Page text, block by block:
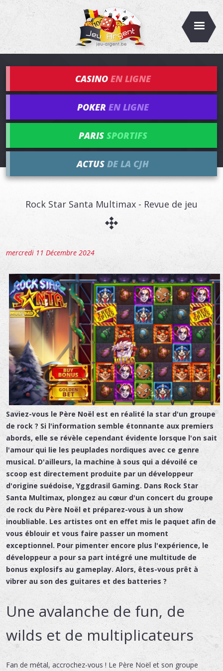
CASINO EN LIGNE
POKER EN LIGNE
PARIS SPORTIFS
ACTUS DE LA CJH
Rock Star Santa Multimax - Revue de jeu
mercredi 11 Décembre 2024
Saviez-vous le Père Noël est en réalité la star d'un groupe
de rock ? Si l'information semble étonnante aux premiers
abords, elle se révèle cependant évidente lorsque l'on sait
l'amour qui lie les peuplades nordiques avec ce genre
musical. D'ailleurs, la machine à sous qui a dévoilé ce
scoop est directement produite par un développeur
d'origine suédoise, Yggdrasil Gaming. Dans Rock Star
Santa Multimax, plongez au cœur d'un concert du groupe
de rock du Père Noël et préparez-vous à un show
inoubliable. Les artistes ont en effet mis le paquet afin de
vous éblouir et vous faire passer un moment
exceptionnel. Pour pimenter encore plus l'expérience, le
développeur a pour sa part intégré une multitude de
bonus explosifs au gameplay. Alors, êtes-vous prêt à
vibrer au son des guitares et des batteries ?
Une avalanche de fun, de
wilds et de multiplicateurs
Fan de métal, accrochez-vous ! Le Père Noël et son groupe